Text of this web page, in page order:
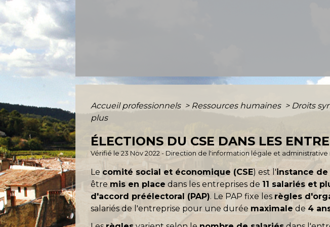
Accueil professionnels > Ressources humaines > Droits
plus
ÉLECTIONS DU CSE DANS LES
Vérifié le 23 Nov 2022 - Direction de l'information légale et
Le comité social et économique (CSE) est l'instance
être mis en place dans les entreprises de 11 salariés et
d'accord préélectoral (PAP). Le PAP fixe les règles
salariés de l'entreprise pour une durée maximale de 4